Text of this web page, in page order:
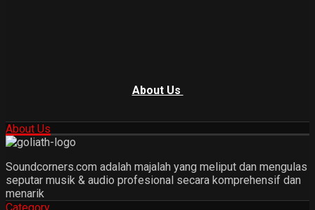
About Us
About Us
Soundcorners.com adalah majalah yang meliput dan mengulas
seputar musik & audio profesional secara komprehensif dan
menarik